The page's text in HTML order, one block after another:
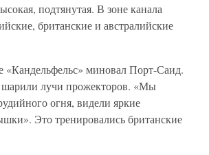
подтянутая. В зоне канала
британские и австралийские
«Кандельфельс» миновал Порт-Саид.
лучи прожекторов. «Мы
огня, видели яркие
Это тренировались британские